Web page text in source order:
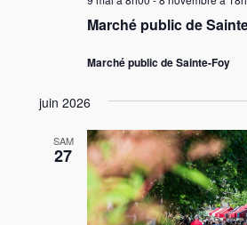
Marché public de
Marché public de Sainte-Foy
juin 2026
SAM
27